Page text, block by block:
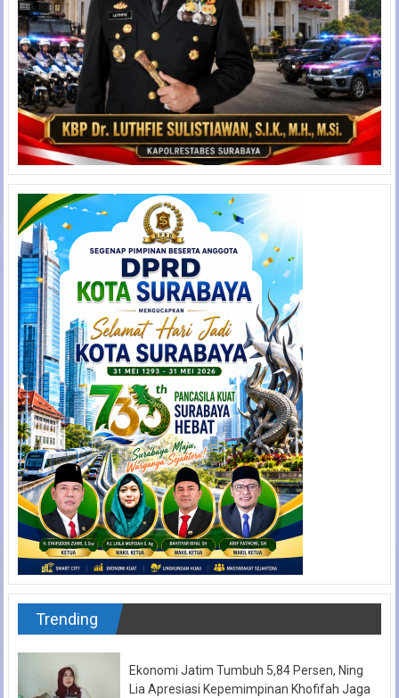
Trending
Ekonomi Jatim Tumbuh 5,84 Persen, Ning
Lia Apresiasi Kepemimpinan Khofifah Jaga